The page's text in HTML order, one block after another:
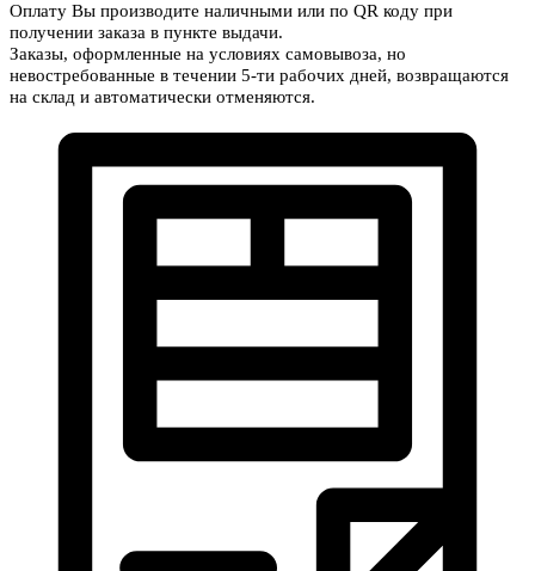
Оплату Вы производите наличными или по QR коду при
получении заказа в пункте выдачи.
Заказы, оформленные на условиях самовывоза, но
невостребованные в течении 5-ти рабочих дней, возвращаются
на склад и автоматически отменяются.